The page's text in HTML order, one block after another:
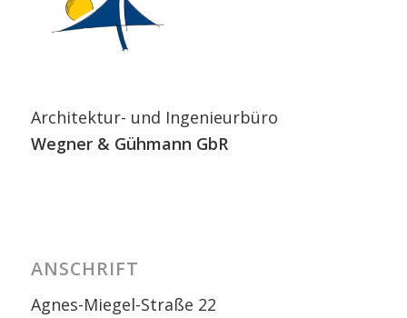
Architektur- und Ingenieurbüro
Wegner& Gühmann GbR
ANSCHRIFT
Agnes-Miegel-Straße 22